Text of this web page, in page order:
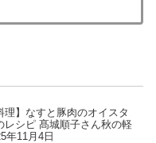
理】なすと豚肉のオイスタ
レシピ 髙城順子さん秋の軽
年11月4日